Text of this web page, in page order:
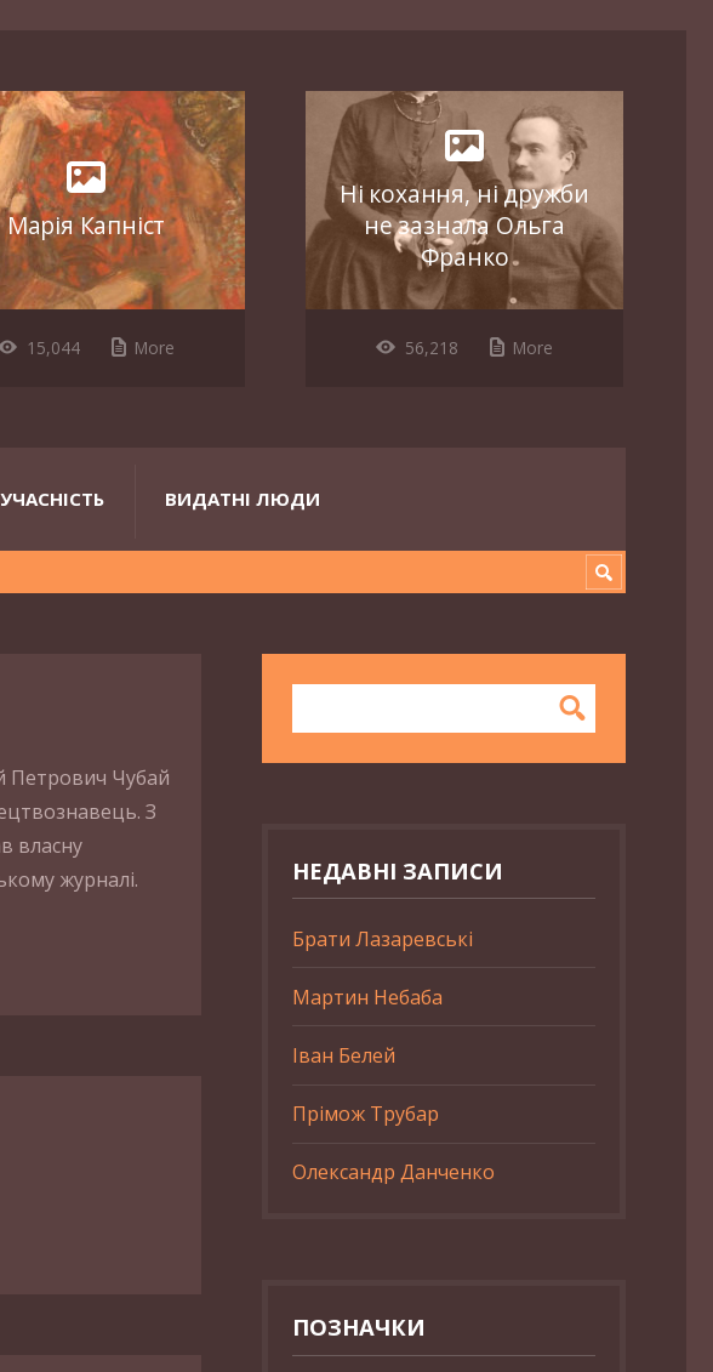
Марія Капніст
15,044 More
Ні кохання, ні дружби
не зазнала Ольга
Франко
56,218 More
ВИДАТНІ ЛЮДИ
Петрович Чубай
З
власну
журналі.
НЕДАВНІ ЗАПИСИ
Брати Лазаревські
Мартин Небаба
Іван Белей
Прімож Трубар
Олександр Данченко
ПОЗНАЧКИ